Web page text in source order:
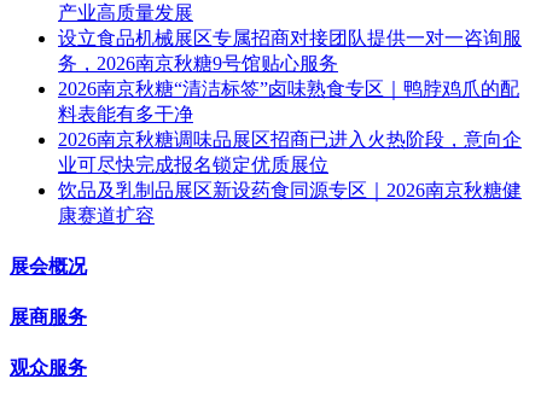
产业高质量发展
设立食品机械展区专属招商对接团队提供一对一咨询服
务，2026南京秋糖9号馆贴心服务
2026南京秋糖“清洁标签”卤味熟食专区｜鸭脖鸡爪的配
料表能有多干净
2026南京秋糖调味品展区招商已进入火热阶段，意向企
业可尽快完成报名锁定优质展位
饮品及乳制品展区新设药食同源专区｜2026南京秋糖健
康赛道扩容
展会概况
展商服务
观众服务